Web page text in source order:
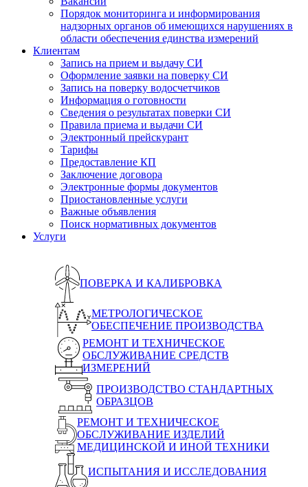
Порядок мониторинга и информирования
надзорных органов об имеющихся нарушениях в
области обеспечения единства измерений
Клиентам
Запись на прием и выдачу СИ
Оформление заявки на поверку СИ
Запись на поверку водосчетчиков
Информация о готовности
Сведения о результатах поверки СИ
Правила приема и выдачи СИ
Электронный прейскурант
Тарифы
Предоставление КП
Заключение договора
Электронные формы документов
Приостановленные услуги
Важные объявления
Поиск нормативных документов
Услуги
ПОВЕРКА И КАЛИБРОВКА
МЕТРОЛОГИЧЕСКОЕ
ОБЕСПЕЧЕНИЕ ПРОИЗВОДСТВА
РЕМОНТ И ТЕХНИЧЕСКОЕ
ОБСЛУЖИВАНИЕ СРЕДСТВ
ИЗМЕРЕНИЙ
ПРОИЗВОДСТВО СТАНДАРТНЫХ
ОБРАЗЦОВ
РЕМОНТ И ТЕХНИЧЕСКОЕ
ОБСЛУЖИВАНИЕ ИЗДЕЛИЙ
МЕДИЦИНСКОЙ И ИНОЙ ТЕХНИКИ
ИСПЫТАНИЯ И ИССЛЕДОВАНИЯ